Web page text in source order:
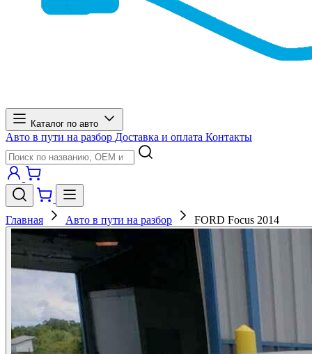
Каталог по авто
Авто в пути на разбор Доставка и оплата Контакты
Главная Авто в пути на разбор FORD Focus 2014